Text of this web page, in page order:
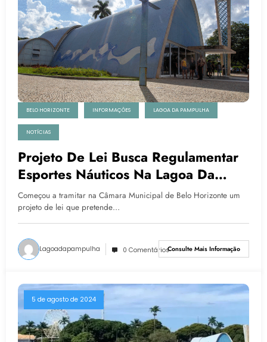
BELO HORIZONTE INFORMAÇÕES LAGOA DA PAMPULHA
NOTÍCIAS
Projeto De Lei Busca Regulamentar
Esportes Náuticos Na Lagoa Da
Pampulha
Começou a tramitar na Câmara Municipal de Belo Horizonte um
projeto de lei que pretende…
Lagoadapampulha 0 ComentáriosConsulte Mais Informação
5 de agosto de 2024